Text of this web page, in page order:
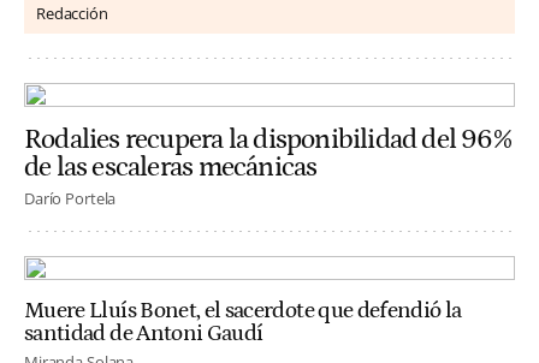
Redacción
Rodalies recupera la disponibilidad del 96%
de las escaleras mecánicas
Darío Portela
Muere Lluís Bonet, el sacerdote que defendió la
santidad de Antoni Gaudí